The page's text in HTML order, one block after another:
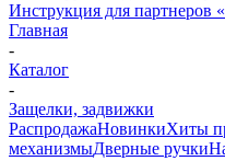
Инструкция для партнеров
Главная
-
Каталог
-
Защелки, задвижки
РаспродажаНовинкиХиты
механизмыДверные ручки